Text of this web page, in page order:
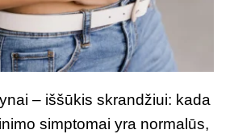
– iššūkis skrandžiui: kada
simptomai yra normalūs,